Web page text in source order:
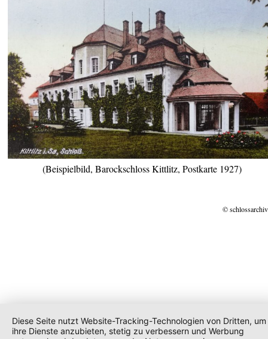
(Beispielbild, Barockschloss Kittlitz, Postkarte 1927)
©
Diese Seite nutzt Website-Tracking-Technologien von Dritten, um
ihre Dienste anzubieten, stetig zu verbessern und Werbung